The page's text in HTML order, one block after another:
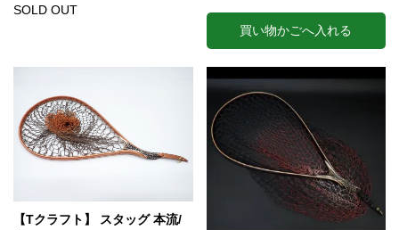
SOLD OUT
買い物かごへ入れる
【Tクラフト】 スタッグ 本流/